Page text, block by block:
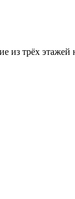
трёх этажей